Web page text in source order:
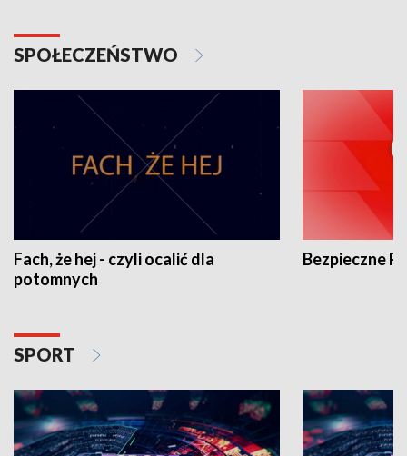
SPOŁECZEŃSTWO
Fach, że hej - czyli ocalić dla
potomnych
Bezpieczne
SPORT